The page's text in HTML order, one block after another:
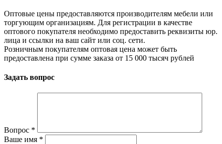
Оптовые цены предоставляются производителям мебели или
торгующим организациям. Для регистрации в качестве
оптового покупателя необходимо предоставить реквизиты юр.
лица и ссылки на ваш сайт или соц. сети.
Розничным покупателям оптовая цена может быть
предоставлена при сумме заказа от 15 000 тысяч рублей
Задать вопрос
Вопрос *
Ваше имя *